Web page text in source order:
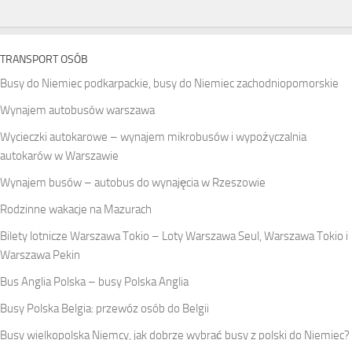
TRANSPORT OSÓB
Busy do Niemiec podkarpackie, busy do Niemiec zachodniopomorskie
Wynajem autobusów warszawa
Wycieczki autokarowe – wynajem mikrobusów i wypożyczalnia
autokarów w Warszawie
Wynajem busów – autobus do wynajęcia w Rzeszowie
Rodzinne wakacje na Mazurach
Bilety lotnicze Warszawa Tokio – Loty Warszawa Seul, Warszawa Tokio i
Warszawa Pekin
Bus Anglia Polska – busy Polska Anglia
Busy Polska Belgia: przewóz osób do Belgii
Busy wielkopolska Niemcy, jak dobrze wybrać busy z polski do Niemiec?